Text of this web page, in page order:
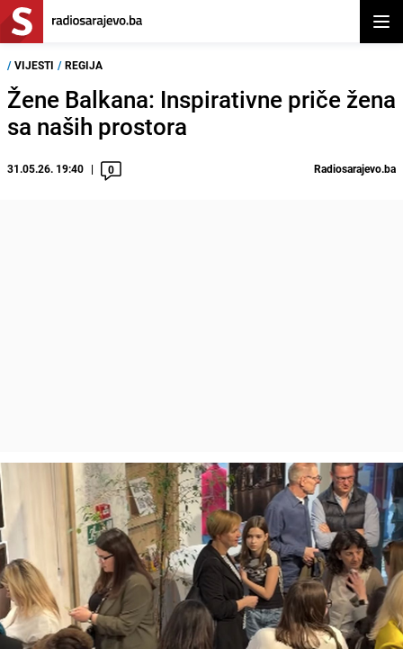
/ VIJESTI / REGIJA
Žene Balkana: Inspirativne priče žena
sa naših prostora
31.05.26. 19:40 0 Radiosarajevo.ba